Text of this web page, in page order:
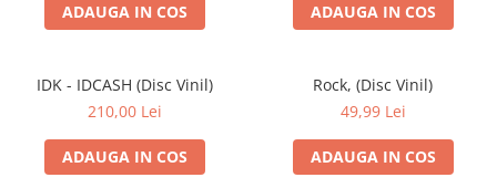
ADAUGA IN COS ADAUGA IN COS
IDK - IDCASH (Disc Vinil)
210,00 Lei
ADAUGA IN COS
Rock, (Disc Vinil)
49,99 Lei
ADAUGA IN COS